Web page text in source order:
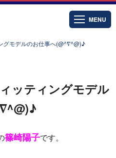
MENU
グモデルのお仕事へ(@^∇^@)♪
ィッティングモデル
篠崎陽子です。